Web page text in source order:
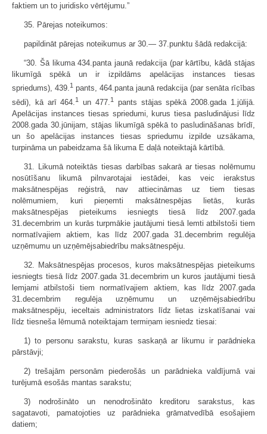
faktiem un to juridisko vērtējumu.”
35. Pārejas noteikumos:
papildināt pārejas noteikumus ar 30.— 37.punktu šādā redakcijā:
“30. Šā likuma 434.panta jaunā redakcija (par kārtību, kādā stājas
likumīgā spēkā un ir izpildāms apelācijas instances tiesas
spriedums), 439.1 pants, 464.panta jaunā redakcija (par senāta rīcības
sēdi), kā arī 464.1 un 477.1
pants stājas spēkā 2008.gada 1.jūlijā.
Apelācijas instances tiesas spriedumi, kurus tiesa pasludinājusi līdz
2008.gada 30.jūnijam, stājas likumīgā spēkā to pasludināšanas brīdī,
un šo apelācijas instances tiesas spriedumu izpilde uzsākama,
turpināma un pabeidzama šā likuma E daļā noteiktajā kārtībā.
31. Likumā noteiktās tiesas darbības sakarā ar tiesas nolēmumu
nosūtīšanu likumā pilnvarotajai iestādei, kas veic ierakstus
maksātnespējas reģistrā, nav attiecināmas uz tiem tiesas
nolēmumiem, kuri pieņemti maksātnespējas lietās, kurās
maksātnespējas pieteikums iesniegts tiesā līdz 2007.gada
31.decembrim un kurās turpmākie jautājumi tiesā lemti atbilstoši tiem
normatīvajiem aktiem, kas līdz 2007.gada 31.decembrim regulēja
uzņēmumu un uzņēmējsabiedrību maksātnespēju.
32. Maksātnespējas procesos, kuros maksātnespējas pieteikums
iesniegts tiesā līdz 2007.gada 31.decembrim un kuros jautājumi tiesā
lemjami atbilstoši tiem normatīvajiem aktiem, kas līdz 2007.gada
31.decembrim regulēja uzņēmumu un uzņēmējsabiedrību
maksātnespēju, ieceltais administrators līdz lietas izskatīšanai vai
līdz tiesneša lēmumā noteiktajam termiņam iesniedz tiesai:
1) to personu sarakstu, kuras saskaņā ar likumu ir parādnieka
pārstāvji;
2) trešajām personām piederošās un parādnieka valdījumā vai
turējumā esošās mantas sarakstu;
3) nodrošināto un nenodrošināto kreditoru sarakstus, kas
sagatavoti, pamatojoties uz parādnieka grāmatvedībā esošajiem
datiem;